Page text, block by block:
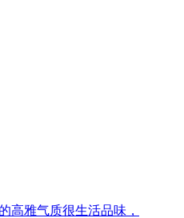
高雅气质很生活品味，